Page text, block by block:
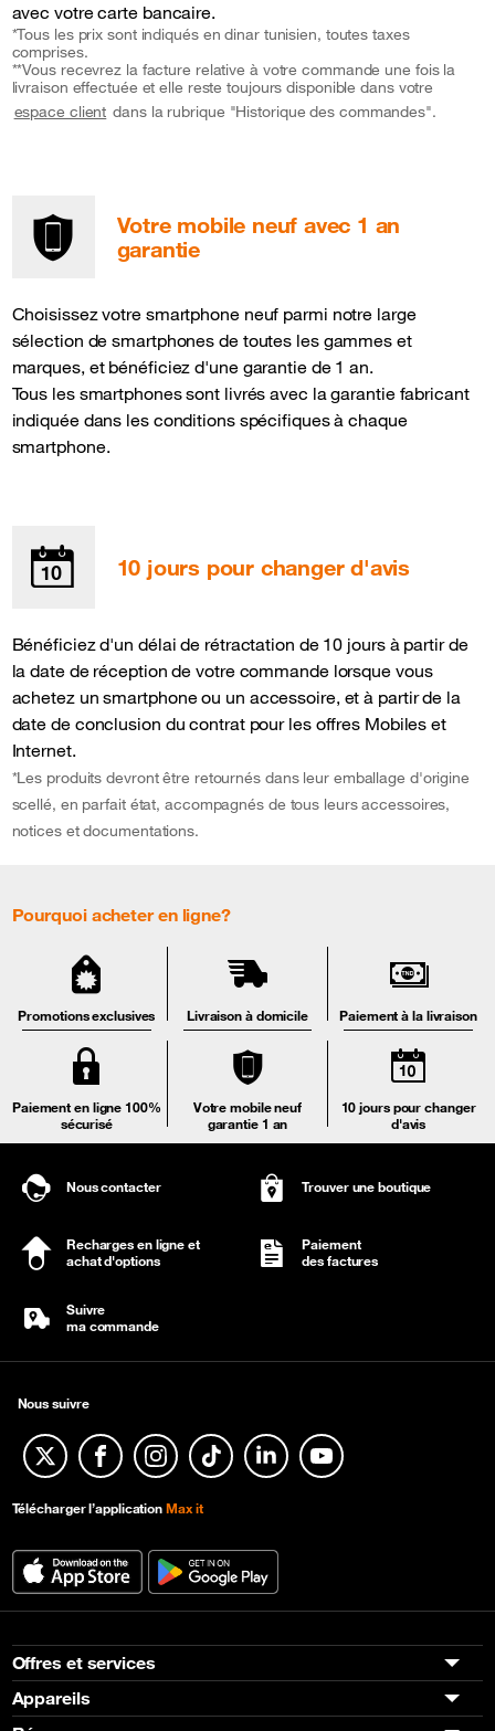
avec votre carte bancaire.
*Tous les prix sont indiqués en dinar tunisien, toutes taxes
comprises.
**Vous recevrez la facture relative à votre commande une fois la
livraison effectuée et elle reste toujours disponible dans votre
espace client dans la rubrique "Historique des commandes".
Votre mobile neuf avec 1 an
garantie
Choisissez votre smartphone neuf parmi notre large
sélection de smartphones de toutes les gammes et
marques, et bénéficiez d'une garantie de 1 an.
Tous les smartphones sont livrés avec la garantie fabricant
indiquée dans les conditions spécifiques à chaque
smartphone.
10 jours pour changer d'avis
Bénéficiez d'un délai de rétractation de 10 jours à partir de
la date de réception de votre commande lorsque vous
achetez un smartphone ou un accessoire, et à partir de la
date de conclusion du contrat pour les offres Mobiles et
Internet.
*Les produits devront être retournés dans leur emballage d'origine
scellé, en parfait état, accompagnés de tous leurs accessoires,
notices et documentations.
Pourquoi acheter en ligne?
Promotions exclusives Livraison à domicile Paiement à la livraison
Paiement en ligne 100%
sécurisé
Votre mobile neuf
garantie 1 an
10 jours pour changer
d'avis
Nous contacter Trouver une boutique
Recharges en ligne et
achat d'options
Paiement
des factures
Suivre
ma commande
Nous suivre
Twitter FacebookInstagramTikTok Linkedin YouTube
Télécharger l’applicationMax it
Offres et services
Appareils